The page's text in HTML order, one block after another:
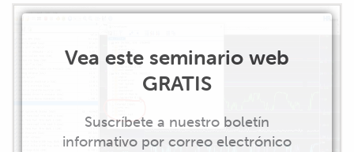
Vea este seminario web
GRATIS
Suscríbete a nuestro boletín
informativo por correo electrónico